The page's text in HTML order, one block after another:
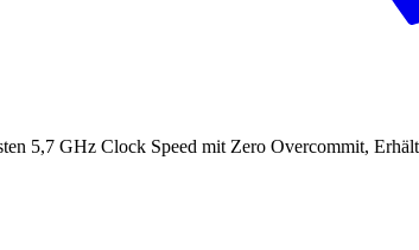
5,7 GHz Clock Speed mit Zero Overcommit,